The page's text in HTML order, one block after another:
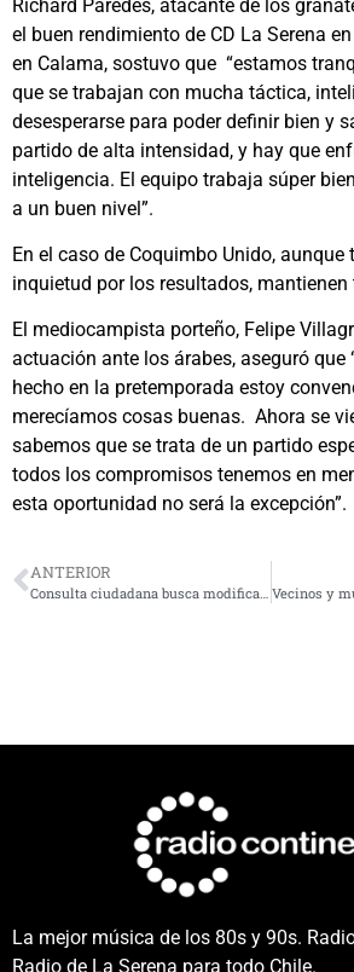
Richard Paredes, atacante de los
el buen rendimiento de CD La Serena
en Calama, sostuvo que “estamos
que se trabajan con mucha táctica,
desesperarse para poder definir bien y
partido de alta intensidad, y hay que
inteligencia. El equipo trabaja súper
a un buen nivel”.
En el caso de Coquimbo Unido, aunque
inquietud por los resultados,
El mediocampista porteño, Felipe
actuación ante los árabes, aseguró que
hecho en la pretemporada estoy
merecíamos cosas buenas. Ahora se
sabemos que se trata de un partido
todos los compromisos tenemos en
esta oportunidad no será la excepción”.
ANTERIOR
La mejor música de los 80s y 90s.
Radio de La Serena para todo Chile.